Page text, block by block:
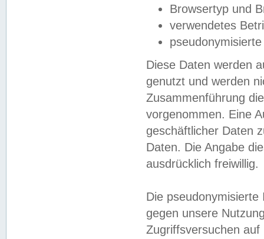
Browsertyp und
verwendetes
Diese Daten werden
genutzt und werden
Zusammenführung
vorgenommen. Eine
geschäftlicher Daten
Daten. Die Angabe
ausdrücklich freiwillig.
Die
gegen unsere
Zugriffsversuchen